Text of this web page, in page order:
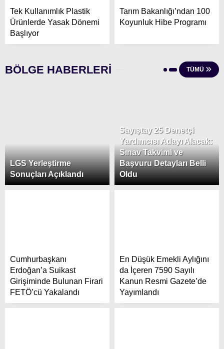
Tek Kullanımlık Plastik
Ürünlerde Yasak Dönemi
Başlıyor
Tarım Bakanlığı’ndan 100
Koyunluk Hibe Programı
BÖLGE HABERLERİ TÜMÜ
LGS Yerleştirme
Sonuçları Açıklandı
Sayıştay 25 Denetçi
Yardımcısı Adayı Alacak:
Sınav Takvimi ve
Başvuru Detayları Belli
Oldu
Cumhurbaşkanı
Erdoğan’a Suikast
Girişiminde Bulunan Firari
FETÖ’cü Yakalandı
En Düşük Emekli Aylığını
da İçeren 7590 Sayılı
Kanun Resmi Gazete’de
Yayımlandı